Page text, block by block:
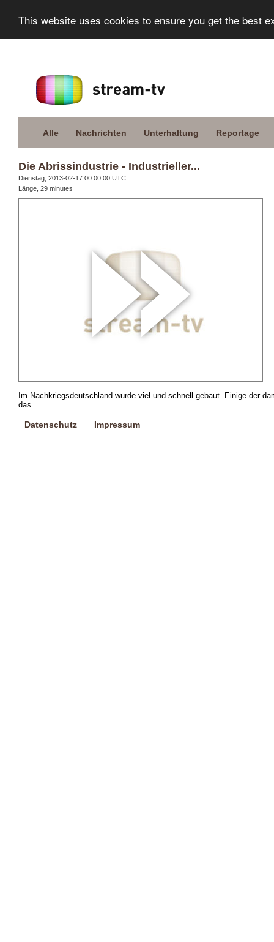
This website uses cookies to ensure you get the best
Alle Nachrichten Unterhaltung Reportage
Die Abrissindustrie - Industrieller...
Dienstag, 2013-02-17 00:00:00 UTC
Länge, 29 minutes
Im Nachkriegsdeutschland wurde viel und schnell gebaut. Einige der
das...
Datenschutz Impressum